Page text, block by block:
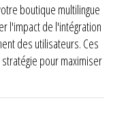
boutique multilingue
l'impact de l'intégration
des utilisateurs. Ces
pour maximiser